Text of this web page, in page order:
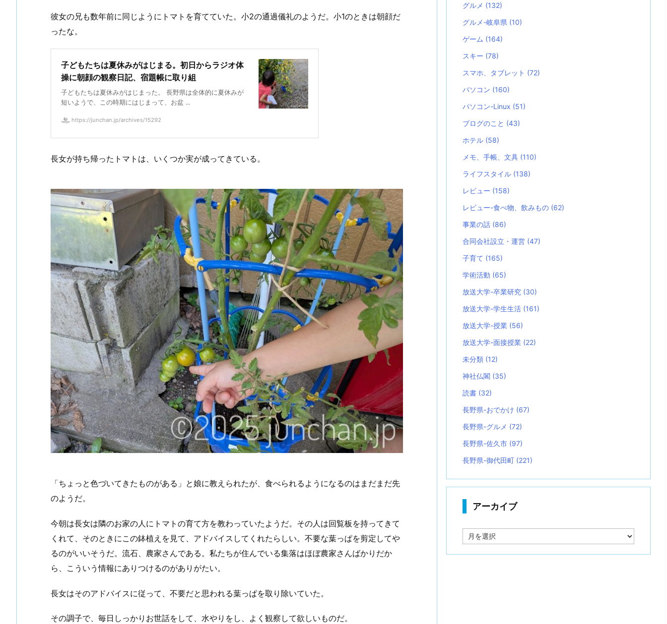
彼女の兄も数年前に同じようにトマトを育てていた。小2の通過儀礼のようだ。小1のときは朝顔だ
ったな。
子どもたちは夏休みがはじまる。初日からラジオ体
操に朝顔の観察日記、宿題帳に取り組
子どもたちは夏休みがはじまった。 長野県は全体的に夏休みが
短いようで、この時期にはじまって、お盆 ...
https://junchan.jp/archives/15292
長女が持ち帰ったトマトは、いくつか実が成ってきている。
「ちょっと色づいてきたものがある」と娘に教えられたが、食べられるようになるのはまだまだ先
のようだ。
今朝は長女は隣のお家の人にトマトの育て方を教わっていたようだ。その人は回覧板を持ってきて
くれて、そのときにこの鉢植えを見て、アドバイスしてくれたらしい。不要な葉っぱを剪定してや
るのがいいそうだ。流石、農家さんである。私たちが住んでいる集落はほぼ農家さんばかりだか
ら、こういう情報にありつけるのがありがたい。
長女はそのアドバイスに従って、不要だと思われる葉っぱを取り除いていた。
その調子で、毎日しっかりお世話をして、水やりをし、よく観察して欲しいものだ。
グルメ (132)
グルメ-岐阜県 (10)
ゲーム (164)
スキー (78)
スマホ、タブレット (72)
パソコン (160)
パソコン-Linux (51)
ブログのこと (43)
ホテル (58)
メモ、手帳、文具 (110)
ライフスタイル (138)
レビュー (158)
レビュー-食べ物、飲みもの (62)
事業の話 (86)
合同会社設立・運営 (47)
子育て (165)
学術活動 (65)
放送大学-卒業研究 (30)
放送大学-学生生活 (161)
放送大学-授業 (56)
放送大学-面接授業 (22)
未分類 (12)
神社仏閣 (35)
読書 (32)
長野県-おでかけ (67)
長野県-グルメ (72)
長野県-佐久市 (97)
長野県-御代田町 (221)
アーカイブ
ー